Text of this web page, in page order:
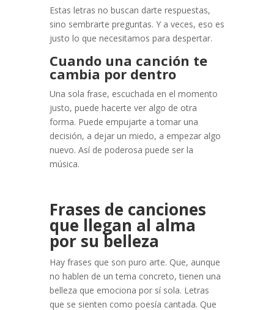
Estas letras no buscan darte respuestas,
sino sembrarte preguntas. Y a veces, eso es
justo lo que necesitamos para despertar.
Cuando una canción te
cambia por dentro
Una sola frase, escuchada en el momento
justo, puede hacerte ver algo de otra
forma. Puede empujarte a tomar una
decisión, a dejar un miedo, a empezar algo
nuevo. Así de poderosa puede ser la
música.
Frases de canciones
que llegan al alma
por su belleza
Hay frases que son puro arte. Que, aunque
no hablen de un tema concreto, tienen una
belleza que emociona por sí sola. Letras
que se sienten como poesía cantada. Que